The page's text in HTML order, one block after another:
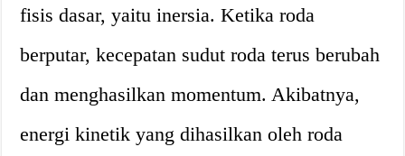
fisis dasar, yaitu inersia. Ketika roda
berputar, kecepatan sudut roda terus berubah
dan menghasilkan momentum. Akibatnya,
energi kinetik yang dihasilkan oleh roda